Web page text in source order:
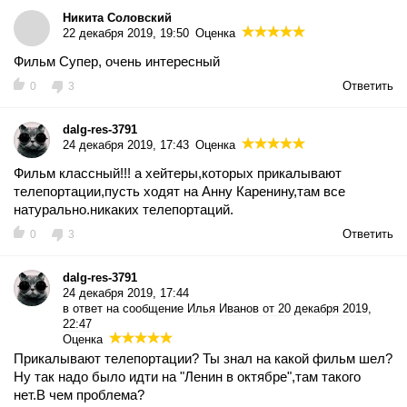
Никита Соловский
22 декабря 2019, 19:50 Оценка
Фильм Супер, очень интересный
0 3 Ответить
dalg-res-3791
24 декабря 2019, 17:43 Оценка
Фильм классный!!! а хейтеры,которых прикалывают
телепортации,пусть ходят на Анну Каренину,там все
натурально.никаких телепортаций.
0 3 Ответить
dalg-res-3791
24 декабря 2019, 17:44
в ответ на сообщение Илья Иванов от 20 декабря 2019,
22:47
Оценка
Прикалывают телепортации? Ты знал на какой фильм шел?
Ну так надо было идти на "Ленин в октябре",там такого
нет.В чем проблема?